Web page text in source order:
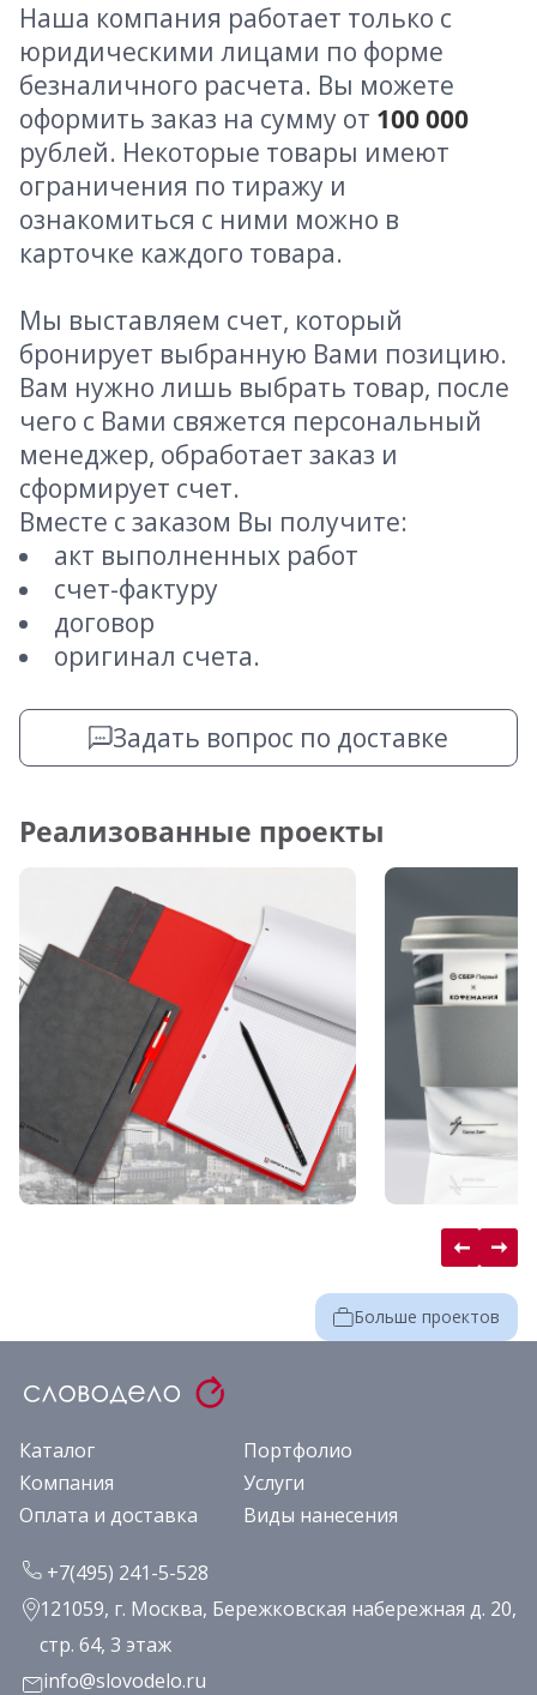
Наша компания работает только с
юридическими лицами по форме
безналичного расчета. Вы можете
оформить заказ на сумму от 100 000
рублей. Некоторые товары имеют
ограничения по тиражу и
ознакомиться с ними можно в
карточке каждого товара.
Мы выставляем счет, который
бронирует выбранную Вами позицию.
Вам нужно лишь выбрать товар, после
чего с Вами свяжется персональный
менеджер, обработает заказ и
сформирует счет.
Вместе с заказом Вы получите:
акт выполненных работ
счет-фактуру
договор
оригинал счета.
Задать вопрос по доставке
Реализованные проекты
Больше проектов
Каталог
Портфолио
Компания
Услуги
Оплата и доставка
Виды нанесения
+7(495) 241-5-528
121059, г. Москва, Бережковская набережная д. 20,
стр. 64, 3 этаж
info@slovodelo.ru